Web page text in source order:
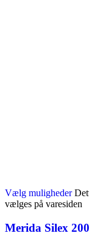
Vælg muligheder
vælges på varesiden
Merida Silex 200